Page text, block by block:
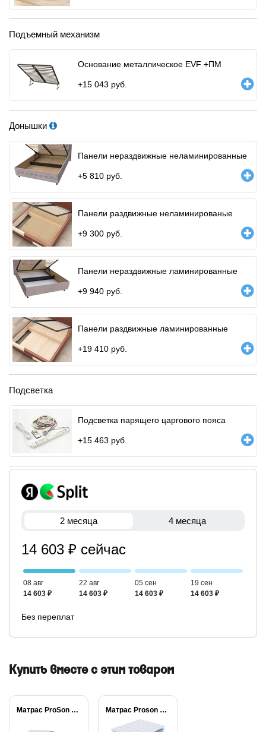
Подъемный механизм
Основание металлическое EVF +ПМ
+15 043 руб.
Донышки
Панели нераздвижные неламинированные
+5 810 руб.
Панели раздвижные неламинированые
+9 300 руб.
Панели нераздвижные ламинированные
+9 940 руб.
Панели раздвижные ламинированные
+19 410 руб.
Подсветка
Подсветка парящего царгового пояса
+15 463 руб.
2 месяца 4 месяца
14 603 ₽ сейчас
08 авг
14 603 ₽
22 авг
14 603 ₽
05 сен
14 603 ₽
19 сен
14 603 ₽
Без переплат
Купить вместе с этим товаром
Матрас ProSon Lux... Матрас Proson Sova...